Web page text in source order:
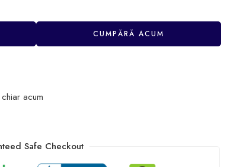
CUMPĂRĂ ACUM
acum
Safe Checkout